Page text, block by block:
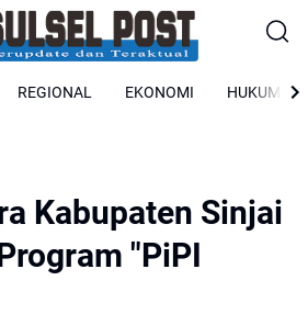
REGIONAL EKONOMI HUKUM
Kabupaten Sinjai
"PiPI